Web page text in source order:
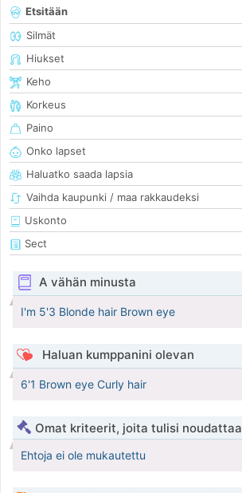
Etsitään
Silmät
Hiukset
Keho
Korkeus
Paino
Onko lapset
Haluatko saada lapsia
Vaihda kaupunki / maa rakkaudeksi
Uskonto
Sect
A vähän minusta
I'm 5'3 Blonde hair Brown eye
Haluan kumppanini olevan
6'1 Brown eye Curly hair
Omat kriteerit, joita tulisi noudattaa
Ehtoja ei ole mukautettu